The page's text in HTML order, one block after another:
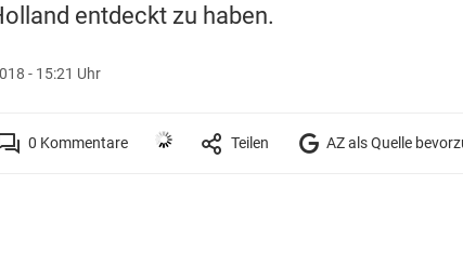
entdeckt zu haben.
- 15:21 Uhr
0 Kommentare Teilen AZ als Quelle